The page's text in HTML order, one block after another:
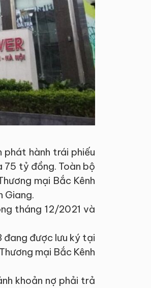
phát hành trái phiếu
75 tỷ đồng. Toàn bộ
mại Bắc Kênh
Giang.
tháng 12/2021 và
đang được lưu ký tại
mại Bắc Kênh
khoản nợ phải trả